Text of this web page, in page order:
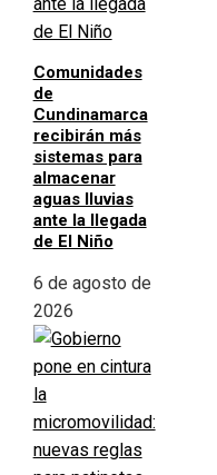
Comunidades
de
Cundinamarca
recibirán más
sistemas para
almacenar
aguas lluvias
ante la llegada
de El Niño
6 de agosto de
2026